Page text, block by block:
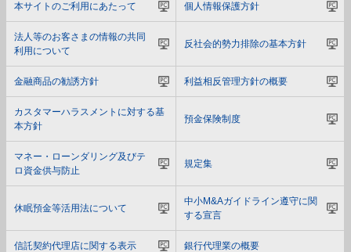
本サイトのご利用にあたって 個人情報保護方針
法人等のお客さまの情報の共同
利用について
反社会的勢力排除の基本方針
金融商品の勧誘方針 利益相反管理方針の概要
カスタマーハラスメントに対する基
本方針
預金保険制度
マネー・ローンダリング及びテ
ロ資金供与防止
規定集
休眠預金等活用法について
中小M&Aガイドライン遵守に関
する宣言
信託契約代理店に関する表示 銀行代理業の概要